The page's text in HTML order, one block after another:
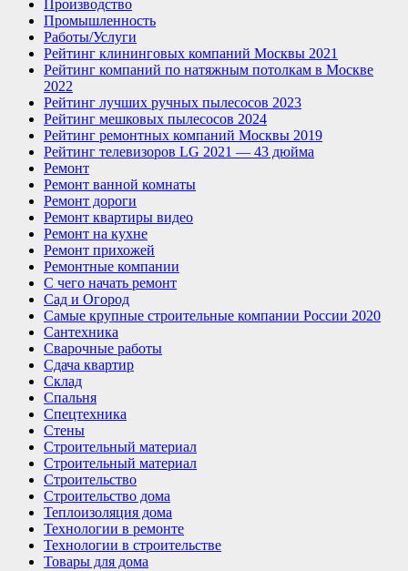
Производство
Промышленность
Работы/Услуги
Рейтинг клининговых компаний Москвы 2021
Рейтинг компаний по натяжным потолкам в Москве
2022
Рейтинг лучших ручных пылесосов 2023
Рейтинг мешковых пылесосов 2024
Рейтинг ремонтных компаний Москвы 2019
Рейтинг телевизоров LG 2021 — 43 дюйма
Ремонт
Ремонт ванной комнаты
Ремонт дороги
Ремонт квартиры видео
Ремонт на кухне
Ремонт прихожей
Ремонтные компании
С чего начать ремонт
Сад и Огород
Самые крупные строительные компании России 2020
Сантехника
Сварочные работы
Сдача квартир
Склад
Спальня
Спецтехника
Стены
Строительный материал
Строительный материал
Строительство
Строительство дома
Теплоизоляция дома
Технологии в ремонте
Технологии в строительстве
Товары для дома